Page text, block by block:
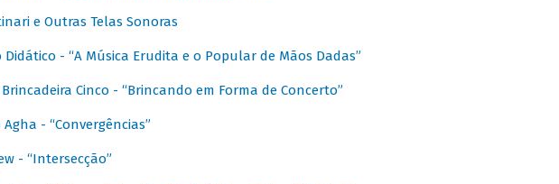
e Outras Telas Sonoras
Didático - “A Música Erudita e o Popular de Mãos Dadas”
Cinco - “Brincando em Forma de Concerto”
- “Convergências”
- “Intersecção”